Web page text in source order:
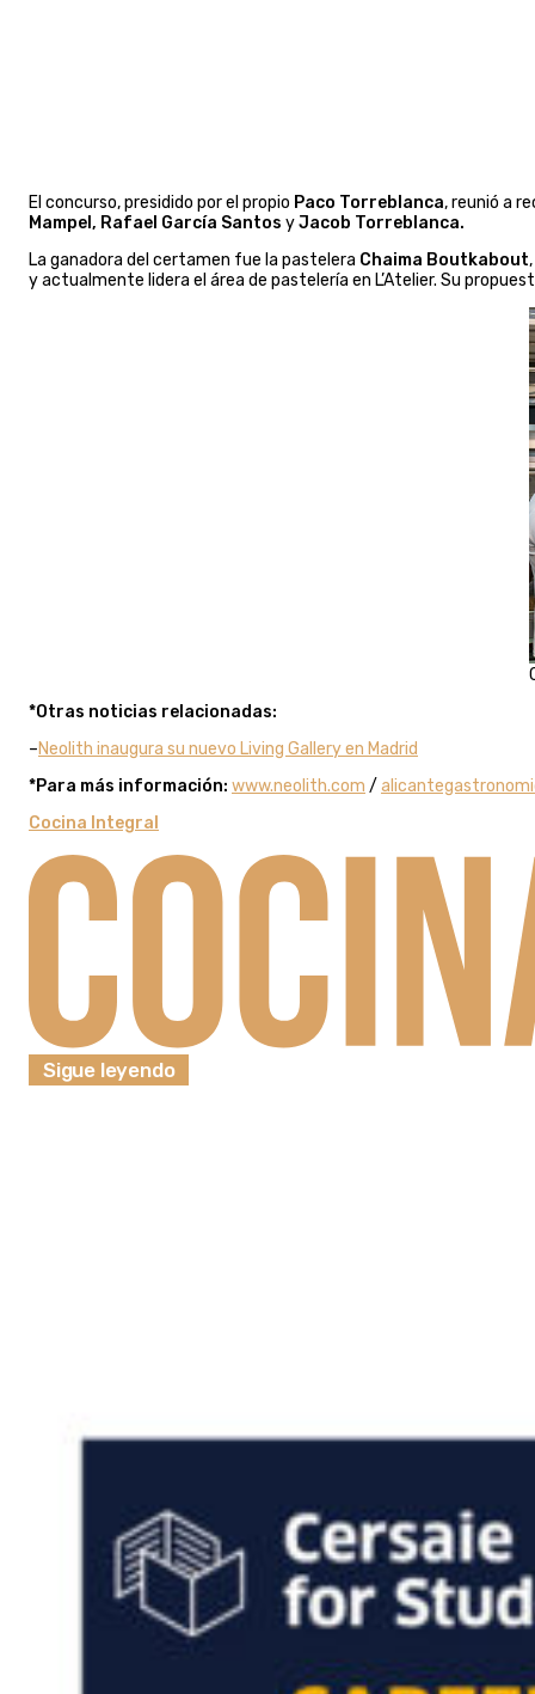
El concurso, presidido por el propio Paco Torreblanca, reunió a
Mampel, Rafael García Santos yJacob Torreblanca.
La ganadora del certamen fue la pastelera Chaima Boutkabout
y actualmente lidera el área de pastelería en L’Atelier. Su
*Otras noticias relacionadas:
–Neolith inaugura su nuevo Living Gallery en Madrid
*Para más información: www.neolith.com /
Cocina Integral
Sigue leyendo